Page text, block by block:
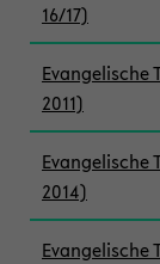
16/17)
Evangelische
2011)
Evangelische
2014)
Evangelische